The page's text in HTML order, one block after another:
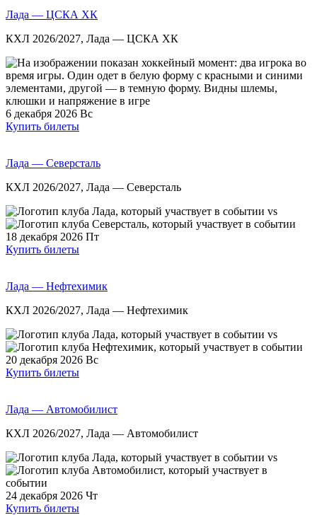
Лада — ЦСКА ХК
КХЛ 2026/2027, Лада — ЦСКА ХК
6 декабря 2026 Вс
Купить билеты
Лада — Северсталь
КХЛ 2026/2027, Лада — Северсталь
vs
18 декабря 2026 Пт
Купить билеты
Лада — Нефтехимик
КХЛ 2026/2027, Лада — Нефтехимик
vs
20 декабря 2026 Вс
Купить билеты
Лада — Автомобилист
КХЛ 2026/2027, Лада — Автомобилист
vs
24 декабря 2026 Чт
Купить билеты